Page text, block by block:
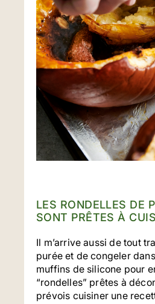
LES RONDELLES DE
SONT PRÊTES À
Il m’arrive aussi de tout
purée et de congeler
muffins de silicone pour
“rondelles” prêtes à
prévois cuisiner une